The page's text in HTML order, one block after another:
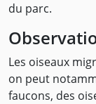
du parc.
Les oiseaux
on peut
faucons, des